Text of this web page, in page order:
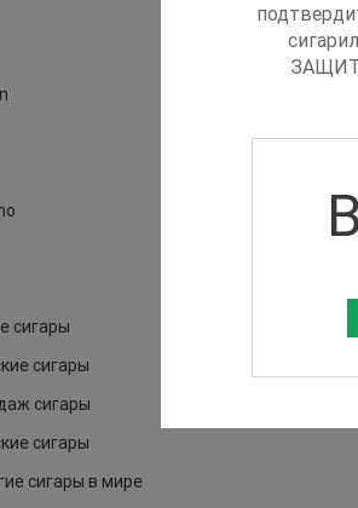
сигары
сигары
сигары
сигары
сигары в мире